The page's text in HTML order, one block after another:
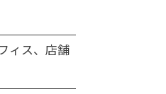
ィス、店舗